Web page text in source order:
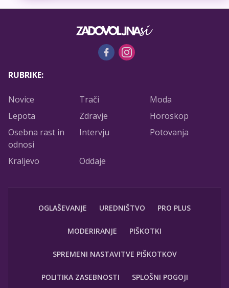
RUBRIKE:
Novice Trači
Moda
Lepota
Zdravje
Horoskop
Osebna rast in
odnosi
Intervju Potovanja
Kraljevo Oddaje
OGLAŠEVANJE UREDNIŠTVO PRO PLUS
MODERIRANJE PIŠKOTKI
SPREMENI NASTAVITVE PIŠKOTKOV
POLITIKA ZASEBNOSTI SPLOŠNI POGOJI